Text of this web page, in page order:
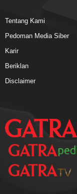
Tentang Kami
Pedoman Media Siber
Karir
Beriklan
Disclaimer